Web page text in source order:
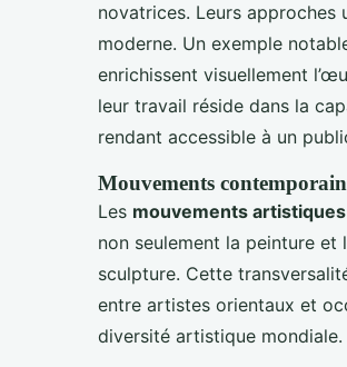
novatrices. Leurs
moderne. Un exemple
enrichissent visuellement
leur travail réside dans la
rendant accessible à un
Mouvements
Les mouvements artistiques
non seulement la peinture et
sculpture. Cette
entre artistes orientaux et
diversité artistique mondiale.